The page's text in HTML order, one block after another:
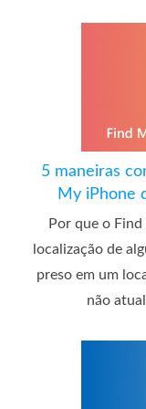
5 maneiras
My iPhone
Por que o
localização de
preso em um
não